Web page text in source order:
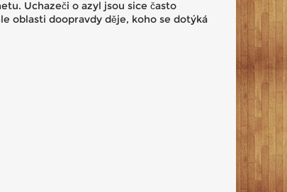
Uchazeči o azyl jsou sice často
oblasti doopravdy děje, koho se dotýká